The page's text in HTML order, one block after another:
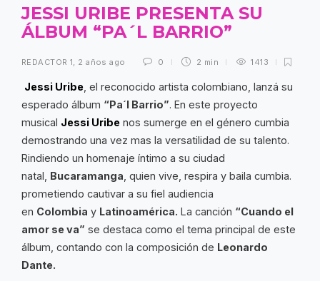
JESSI URIBE PRESENTA SU
ÁLBUM “PA´L BARRIO”
REDACTOR 1, 2 años ago 0 2 min 1413
Jessi Uribe , el reconocido artista colombiano, lanzá su
esperado álbum “Pa´l Barrio”. En este proyecto
musical Jessi Uribe nos sumerge en el género cumbia
demostrando una vez mas la versatilidad de su talento.
Rindiendo un homenaje íntimo a su ciudad
natal, Bucaramanga , quien vive, respira y baila cumbia.
prometiendo cautivar a su fiel audiencia
en Colombia y Latinoamérica. La canción “Cuando el
amor se va” se destaca como el tema principal de este
álbum, contando con la composición de Leonardo
Dante.